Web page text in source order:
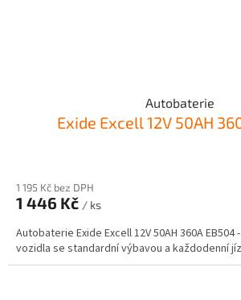
Autobaterie
Exide Excell 12V 50AH
1 195 Kč bez DPH
1 446 Kč / ks
Autobaterie Exide Excell 12V 50AH 360A
vozidla se standardní výbavou a každodenní